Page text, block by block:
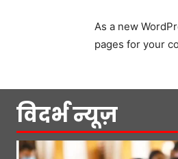
As a new
pages for your
विदर्भ न्यूज़